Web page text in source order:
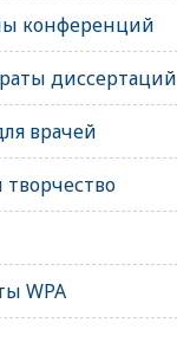
конференций
диссертаций
врачей
творчество
WPA